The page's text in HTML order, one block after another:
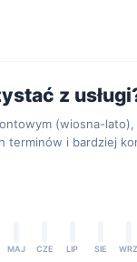
z
(wiosna-
terminów i bardziej
MAJ CZE LIP SIE WRZ